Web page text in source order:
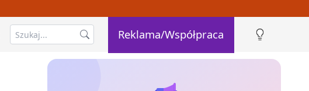
Reklama/Współpraca